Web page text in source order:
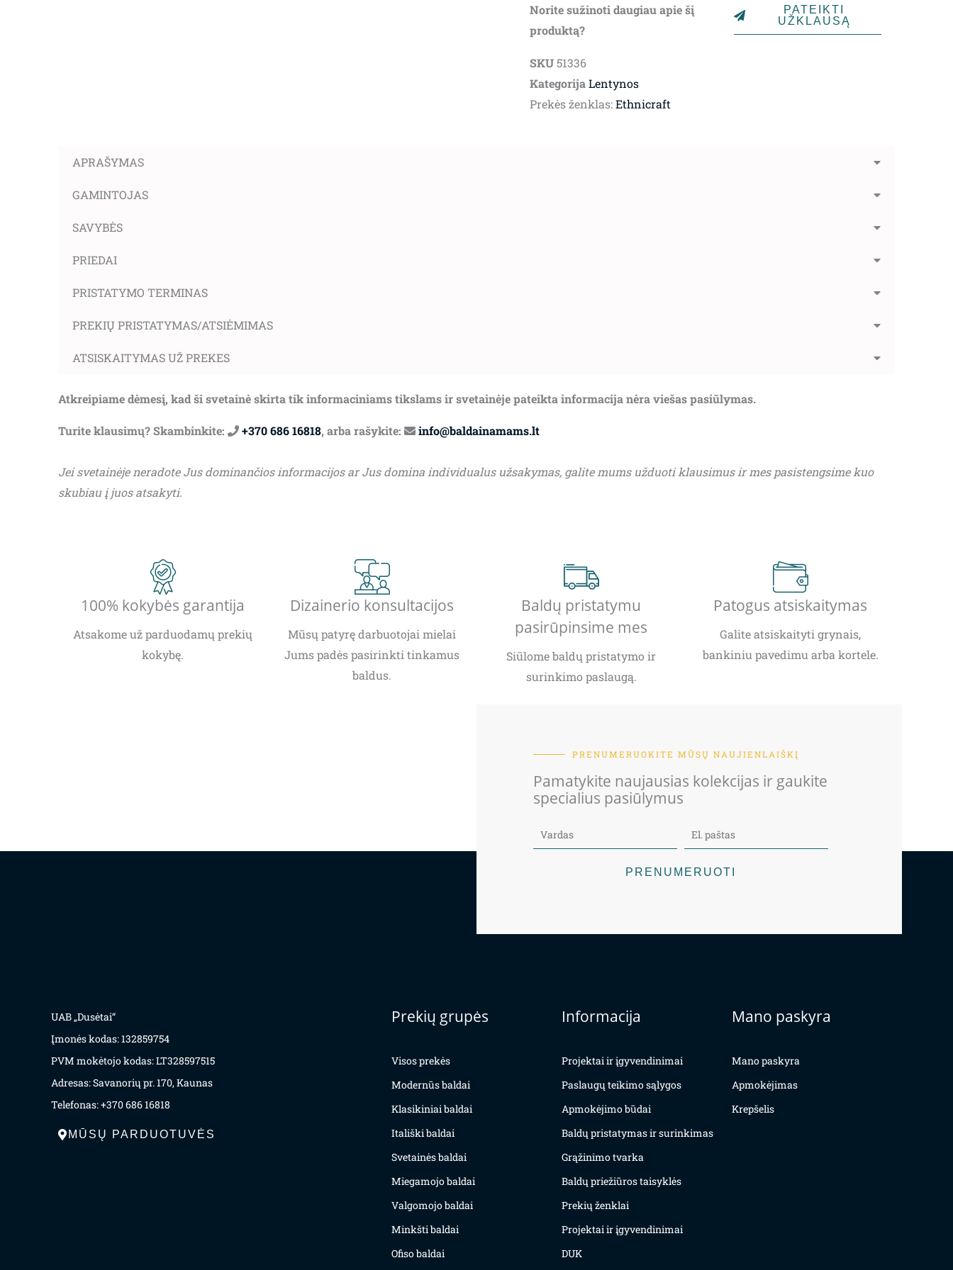
Norite sužinoti daugiau apie šį
produktą?
PATEIKTI
UŽKLAUSĄ
SKU51336
Kategorija Lentynos
Prekės ženklas:Ethnicraft
APRAŠYMAS
GAMINTOJAS
SAVYBĖS
PRIEDAI
PRISTATYMO TERMINAS
PREKIŲ PRISTATYMAS/ATSIĖMIMAS
ATSISKAITYMAS UŽ PREKES
Atkreipiame dėmesį, kad ši svetainė skirta tik informaciniams tikslams ir svetainėje pateikta informacija nėra viešas pasiūlymas.
Turite klausimų? Skambinkite: +370 686 16818, arba rašykite: info@baldainamams.lt
Jei svetainėje neradote Jus dominančios informacijos ar Jus domina individualus užsakymas, galite mums užduoti klausimus ir mes pasistengsime kuo
skubiau į juos atsakyti.
100% kokybės garantija
Atsakome už parduodamų prekių
kokybę.
Dizainerio konsultacijos
Mūsų patyrę darbuotojai mielai
Jums padės pasirinkti tinkamus
baldus.
Baldų pristatymu
pasirūpinsime mes
Siūlome baldų pristatymo ir
surinkimo paslaugą.
Patogus atsiskaitymas
Galite atsiskaityti grynais,
bankiniu pavedimu arba kortele.
PRENUMERUOKITE MŪSŲ NAUJIENLAIŠKĮ
Pamatykite naujausias kolekcijas ir gaukite
specialius pasiūlymus
PRENUMERUOTI
UAB „Dusėtai“
Įmonės kodas: 132859754
PVM mokėtojo kodas: LT328597515
Adresas: Savanorių pr. 170, Kaunas
Telefonas: +370 686 16818
MŪSŲ PARDUOTUVĖS
Prekių grupės
Visos prekės
Modernūs baldai
Klasikiniai baldai
Itališki baldai
Svetainės baldai
Miegamojo baldai
Valgomojo baldai
Minkšti baldai
Ofiso baldai
Informacija
Projektai ir įgyvendinimai
Paslaugų teikimo sąlygos
Apmokėjimo būdai
Baldų pristatymas ir surinkimas
Grąžinimo tvarka
Baldų priežiūros taisyklės
Prekių ženklai
Projektai ir įgyvendinimai
DUK
Mano paskyra
Mano paskyra
Apmokėjimas
Krepšelis